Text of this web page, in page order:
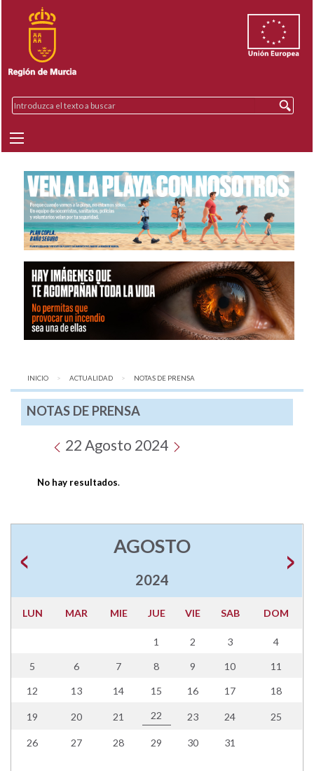
INICIO ACTUALIDAD AQUÍ:
NOTAS DE PRENSA
NOTAS DE PRENSA
22 Agosto 2024
No hay resultados.
AGOSTO
2024
LUN MAR MIE JUE VIE SAB DOM
1 2 3 4
5 6 7 8 9 10 11
12 13 14 15 16 17 18
19 20 21 22 23 24 25
26 27 28 29 30 31